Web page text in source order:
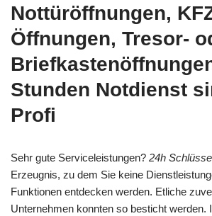
Nottüröffnungen,
Öffnungen, Tresor-
Stunden Notdienst
Profi
Sehr gute Serviceleistungen? 24h
Erzeugnis, zu dem Sie keine
Funktionen entdecken werden. Etliche
Unternehmen konnten so besticht werden.